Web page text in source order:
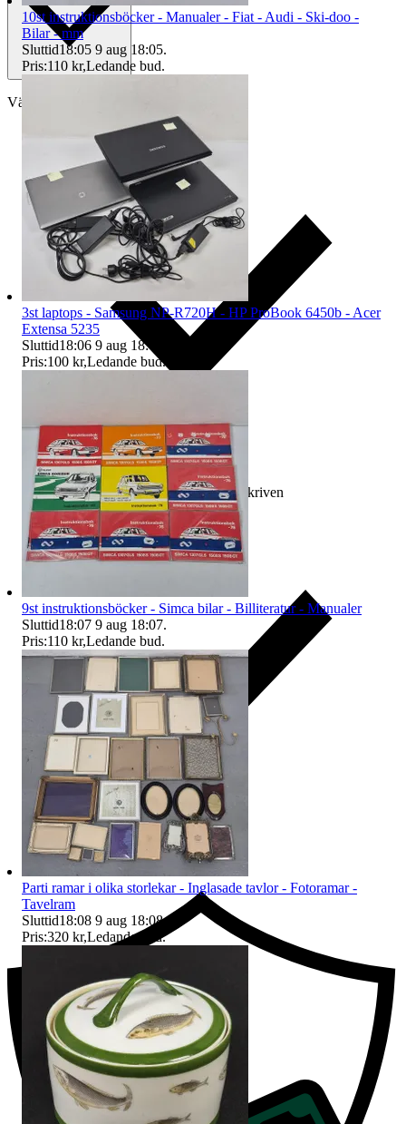
Välj till köparskydd
Ersättning om varan inte är som beskriven
Ersättning om du inte får din vara
10st instruktionsböcker - Manualer - Fiat - Audi - Ski-doo -
Bilar - mm
Sluttid18:05 9 aug 18:05.
Pris:110 kr,Ledande bud.
3st laptops - Samsung NP-R720H - HP ProBook 6450b - Acer
Extensa 5235
Sluttid18:06 9 aug 18:06
Pris:100 kr,Ledande bud.
9st instruktionsböcker - Simca bilar - Billiteratur - Manualer
Sluttid18:07 9 aug 18:07.
Pris:110 kr,Ledande bud.
Parti ramar i olika storlekar - Inglasade tavlor - Fotoramar -
Tavelram
Sluttid18:08 9 aug 18:08.
Pris:320 kr,Ledande bud.